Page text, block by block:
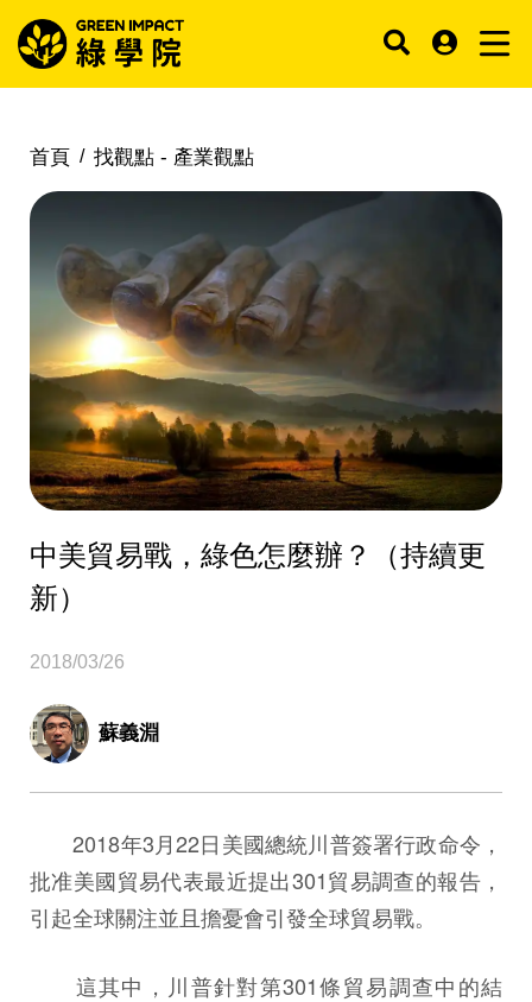
首頁 找觀點 - 產業觀點
中美貿易戰，綠色怎麼辦？（持續更
新）
2018/03/26
蘇義淵
2018年3月22日美國總統川普簽署行政命令，
批准美國貿易代表最近提出301貿易調查的報告，
引起全球關注並且擔憂會引發全球貿易戰。
這其中，川普針對第301條貿易調查中的結